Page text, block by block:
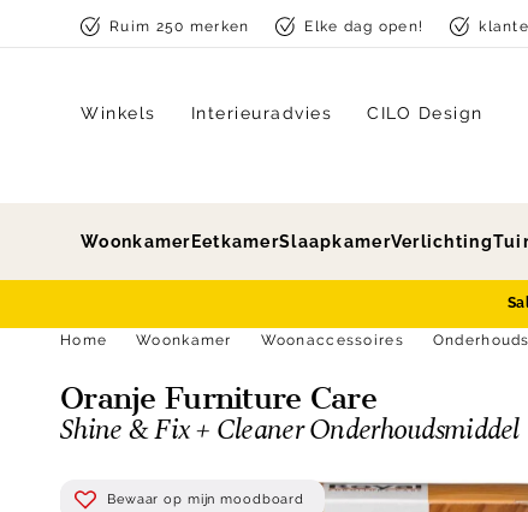
Skip to contentRuim 250 merken Elke dag open!
Winkels Interieuradvies CILO Design
Woonkamer EetkamerSlaapkamerVerlichting
Home
Woonkamer Woonaccessoires
Oranje Furniture Care
Shine & Fix + Cleaner Onderhoudsmiddel
Bewaar op mijn moodboard